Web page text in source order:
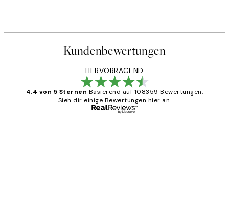
Kundenbewertungen
HERVORRAGEND
4.4 von 5 Sternen Basierend auf 108359 Bewertungen.
Sieh dir einige Bewertungen hier an.